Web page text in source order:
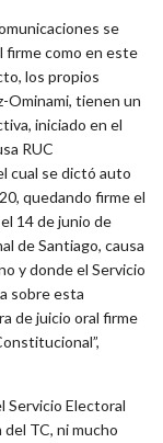
se
firme como en este
los propios
Ominami, tienen un
iniciado en el
RUC
cual se dictó auto
quedando firme el
14 de junio de
de Santiago, causa
y donde el Servicio
sobre esta
de juicio oral firme
Servicio Electoral
TC, ni mucho